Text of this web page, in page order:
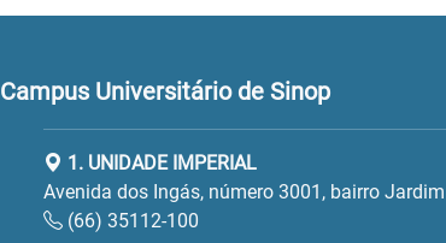
Campus Universitário de Sinop
1. UNIDADE IMPERIAL
Avenida dos Ingás, número 3001, bairro
(66) 35112-100